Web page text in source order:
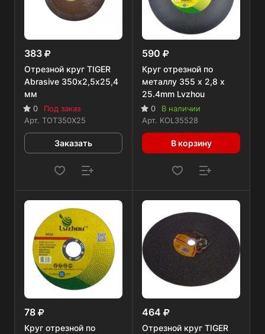
383
Отрезной круг TIGER
Abrasive 350х2,5х25,4
мм
0
Под заказ
Арт. TOT350X25
Заказать
590
Круг отрезной по
металлу 355 x 2,8 x
25.4mm Lvzhou
0
В наличии
Арт. KOL35528
В корзину
78
Круг отрезной по
464
Отрезной круг TIGER